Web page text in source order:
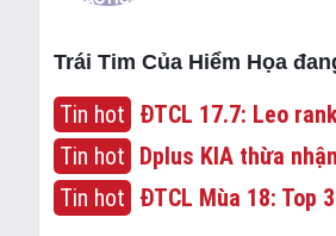
Trái Tim Của Hiểm Họa
Tin hot ĐTCL 17.7: Leo
Tin hot Dplus KIA thừa
Tin hot ĐTCL Mùa 18: Top